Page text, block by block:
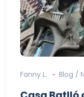
Fanny L. Blog /